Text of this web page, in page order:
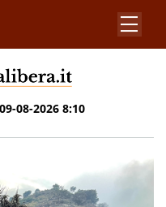
09-08-2026 8:10